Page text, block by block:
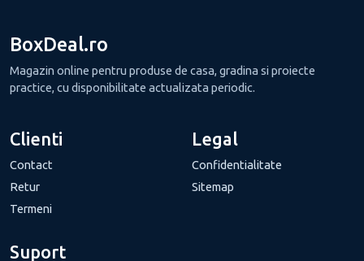
BoxDeal.ro
Magazin online pentru produse de casa, gradina si proiecte
practice, cu disponibilitate actualizata periodic.
Clienti
Contact
Retur
Termeni
Legal
Confidentialitate
Sitemap
Suport